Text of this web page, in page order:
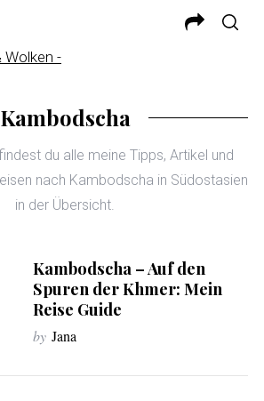
Kambodscha
du alle meine Tipps, Artikel und
nach Kambodscha in Südostasien
in der Übersicht.
Kambodscha – Auf den
Spuren der Khmer: Mein
Reise Guide
by Jana